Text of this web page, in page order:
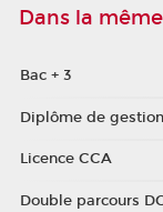
Dans la
Bac + 3
Diplôme de
Licence CCA
Double parcours